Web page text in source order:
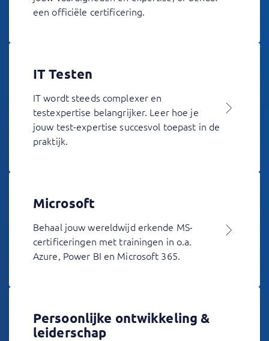
een officiële certificering.
IT Testen
IT wordt steeds complexer en
testexpertise belangrijker. Leer hoe je
jouw test-expertise succesvol toepast in de
praktijk.
Microsoft
Behaal jouw wereldwijd erkende MS-
certificeringen met trainingen in o.a.
Azure, Power BI en Microsoft 365.
Persoonlijke ontwikkeling &
leiderschap